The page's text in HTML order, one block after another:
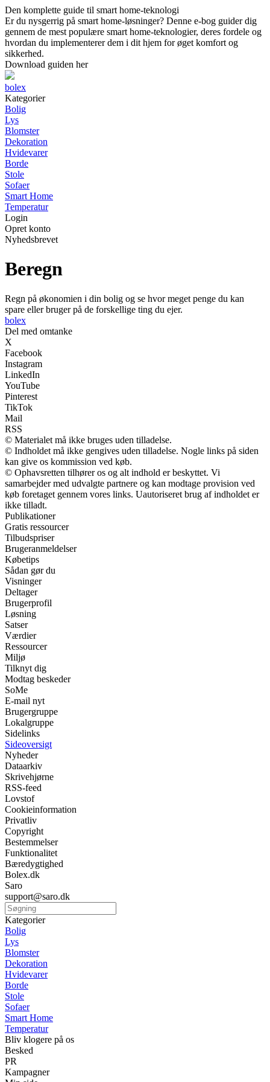
Den komplette guide til smart home-teknologi
Er du nysgerrig på smart home-løsninger? Denne e-bog guider dig
gennem de mest populære smart home-teknologier, deres fordele og
hvordan du implementerer dem i dit hjem for øget komfort og
sikkerhed.
Download guiden her
bolex
Kategorier
Bolig
Lys
Blomster
Dekoration
Hvidevarer
Borde
Stole
Sofaer
Smart Home
Temperatur
Login
Opret konto
Nyhedsbrevet
Beregn
Regn på økonomien i din bolig og se hvor meget penge du kan
spare eller bruger på de forskellige ting du ejer.
bolex
Del med omtanke
X
Facebook
Instagram
LinkedIn
YouTube
Pinterest
TikTok
Mail
RSS
© Materialet må ikke bruges uden tilladelse.
© Indholdet må ikke gengives uden tilladelse. Nogle links på siden
kan give os kommission ved køb.
© Ophavsretten tilhører os og alt indhold er beskyttet. Vi
samarbejder med udvalgte partnere og kan modtage provision ved
køb foretaget gennem vores links. Uautoriseret brug af indholdet er
ikke tilladt.
Publikationer
Gratis ressourcer
Tilbudspriser
Brugeranmeldelser
Købetips
Sådan gør du
Visninger
Deltager
Brugerprofil
Løsning
Satser
Værdier
Ressourcer
Miljø
Tilknyt dig
Modtag beskeder
SoMe
E-mail nyt
Brugergruppe
Lokalgruppe
Sidelinks
Sideoversigt
Nyheder
Dataarkiv
Skrivehjørne
RSS-feed
Lovstof
Cookieinformation
Privatliv
Copyright
Bestemmelser
Funktionalitet
Bæredygtighed
Bolex.dk
Saro
support@saro.dk
Kategorier
Bolig
Lys
Blomster
Dekoration
Hvidevarer
Borde
Stole
Sofaer
Smart Home
Temperatur
Bliv klogere på os
Besked
PR
Kampagner